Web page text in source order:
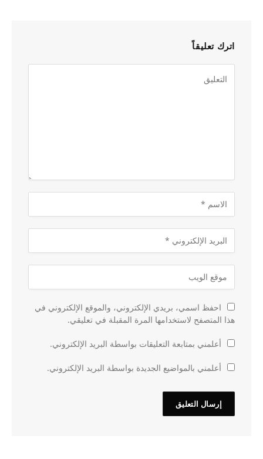
اترك تعليقاً
احفظ اسمي، بريدي الإلكتروني، والموقع الإلكتروني في
هذا المتصفح لاستخدامها المرة المقبلة في تعليقي.
أعلمني بمتابعة التعليقات بواسطة البريد الإلكتروني.
أعلمني بالمواضيع الجديدة بواسطة البريد الإلكتروني.